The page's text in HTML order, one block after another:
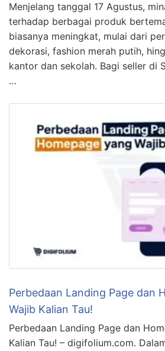
Menjelang tanggal 17 Agustus,
terhadap berbagai produk
biasanya meningkat, mulai dari
dekorasi, fashion merah putih,
kantor dan sekolah. Bagi seller di
…
Perbedaan Landing Page dan
Wajib Kalian Tau!
Perbedaan Landing Page dan
Kalian Tau! – digifolium.com.